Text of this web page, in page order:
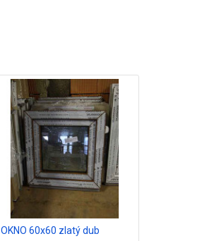
OKNO 60x60 zlatý dub